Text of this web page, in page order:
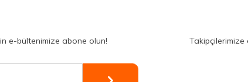
e-bültenimize abone olun!